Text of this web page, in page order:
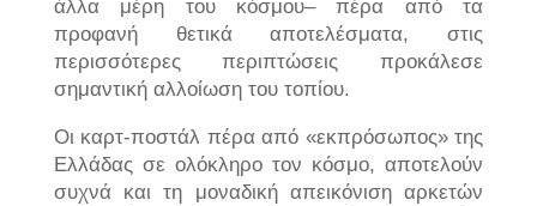
άλλα μέρη του κόσμου– πέρα από τα
προφανή θετικά αποτελέσματα, στις
περισσότερες περιπτώσεις προκάλεσε
σημαντική αλλοίωση του τοπίου.
Οι καρτ-ποστάλ πέρα από «εκπρόσωπος» της
Ελλάδας σε ολόκληρο τον κόσμο, αποτελούν
συχνά και τη μοναδική απεικόνιση αρκετών